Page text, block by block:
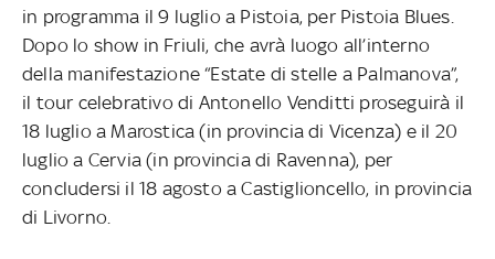
in programma il 9 luglio a Pistoia, per Pistoia Blues.
Dopo lo show in Friuli, che avrà luogo all’interno
della manifestazione “Estate di stelle a Palmanova”,
il tour celebrativo di Antonello Venditti proseguirà il
18 luglio a Marostica (in provincia di Vicenza) e il 20
luglio a Cervia (in provincia di Ravenna), per
concludersi il 18 agosto a Castiglioncello, in provincia
di Livorno.